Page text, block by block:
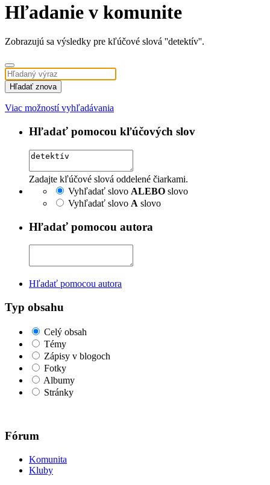
Hľadanie v komunite
Zobrazujú sa výsledky pre kľúčové slová ''detektív''.
Hľadať znova
Viac možností vyhľadávania
Hľadať pomocou kľúčových slov
Zadajte kľúčové slová oddelené čiarkami.
Vyhľadať slovo ALEBO slovo
Vyhľadať slovo A slovo
Hľadať pomocou autora
Hľadať pomocou autora
Typ obsahu
Celý obsah
Témy
Zápisy v blogoch
Fotky
Albumy
Stránky
Fórum
Komunita
Kluby